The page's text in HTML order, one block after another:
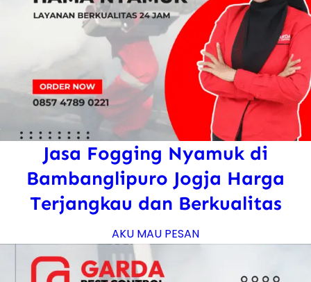
Jasa Fogging Nyamuk di
Bambanglipuro Jogja Harga
Terjangkau dan Berkualitas
AKU MAU PESAN